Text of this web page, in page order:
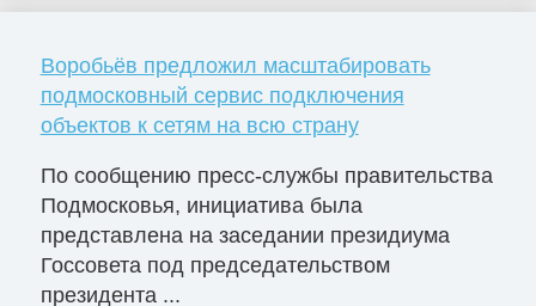
Воробьёв предложил масштабировать
подмосковный сервис подключения
объектов к сетям на всю страну
По сообщению пресс-службы правительства
Подмосковья, инициатива была
представлена на заседании президиума
Госсовета под председательством
президента ...